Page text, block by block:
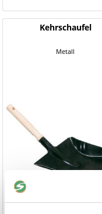
Kehrschaufel
Metall